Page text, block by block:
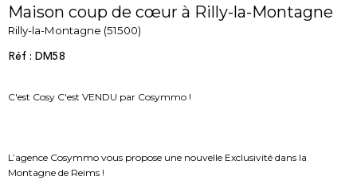
Maison coup de cœur à Rilly-la-Montagne
Rilly-la-Montagne (51500)
Réf : DM58
C'est Cosy C'est VENDU par Cosymmo !
L’agence Cosymmo vous propose une nouvelle Exclusivité dans la
Montagne de Reims !